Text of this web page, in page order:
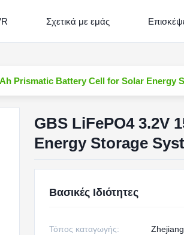
Σχετικά με εμάς
Prismatic Battery Cell for Solar Energy
GBS LiFePO4 3.2V
Energy Storage
Βασικές Ιδιότητες
Τόπος καταγωγής: